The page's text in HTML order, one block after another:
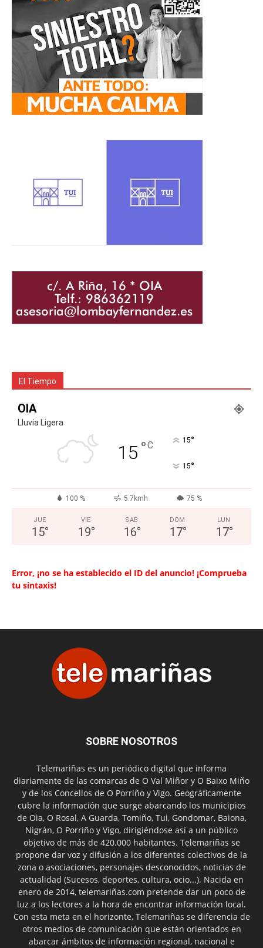
El Tiempo
OIA
Lluvia Ligera
15 °C 15°
15°
100 % 5.7kmh 75 %
JUE
15°
VIE
19°
SAB
16°
DOM
17°
LUN
17°
Error, ¡no se ha establecido el ID del anuncio! ¡Comprueba
tu sintaxis!
SOBRE NOSOTROS
Telemariñas es un periódico digital que informa
diariamente de las comarcas de O Val Miñor y O Baixo Miño
y de los Concellos de O Porriño y Vigo. Geográficamente
cubre la información que surge abarcando los municipios
de Oia, O Rosal, A Guarda, Tomiño, Tui, Gondomar, Baiona,
Nigrán, O Porriño y Vigo, dirigiéndose así a un público
objetivo de más de 420.000 habitantes. Telemariñas se
propone dar voz y difusión a los diferentes colectivos de la
zona o asociaciones, personajes desconocidos, noticias de
actualidad (Sucesos, deportes, cultura, ocio...). Nacida en
enero de 2014, telemariñas.com pretende dar un poco de
luz a los lectores a la hora de encontrar información local.
Con esta meta en el horizonte, Telemariñas se diferencia de
otros medios de comunicación que están orientados en
abarcar ámbitos de información regional, nacional e